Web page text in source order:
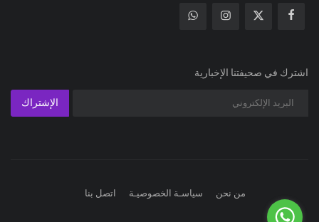
اشترك في صحيفتنا الإخبارية
الإشتراك
من نحن سياسـة الخصوصيـة اتصل بنا